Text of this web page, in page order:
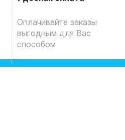
Оплачивайте заказы
выгодным для Вас
способом